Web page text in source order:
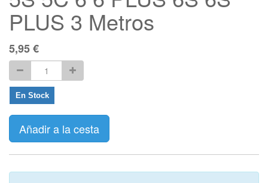
PLUS 3 Metros
5,95€
En Stock
Añadir a la cesta